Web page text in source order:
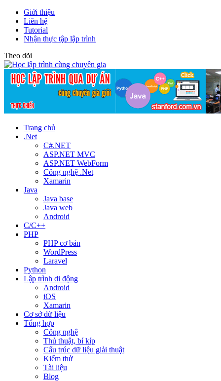
Giới thiệu
Liên hệ
Tutorial
Nhận thực tập lập trình
Theo dõi
Trang chủ
.Net
C#.NET
ASP.NET MVC
ASP.NET WebForm
Công nghệ .Net
Xamarin
Java
Java base
Java web
Android
C/C++
PHP
PHP cơ bản
WordPress
Laravel
Python
Lập trình di động
Android
iOS
Xamarin
Cơ sở dữ liệu
Tổng hợp
Công nghệ
Thủ thuật, bí kíp
Cấu trúc dữ liệu giải thuật
Kiểm thử
Tài liệu
Blog